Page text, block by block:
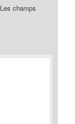
Les champs